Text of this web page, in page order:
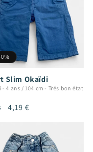
Slim Okaïdi
-4 ans / 104 cm - Trés bon état
Prix
4,19 €